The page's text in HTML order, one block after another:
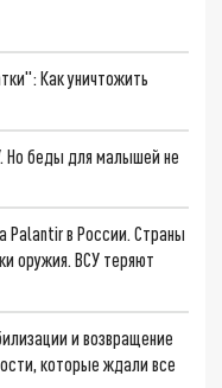
Как уничтожить
Но беды для малышей не
Palantir в России. Страны
оружия. ВСУ теряют
и возвращение
которые ждали все